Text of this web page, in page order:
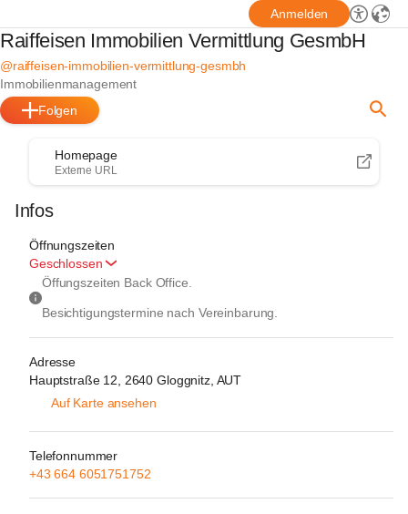
Anmelden
Raiffeisen Immobilien Vermittlung GesmbH
@raiffeisen-immobilien-vermittlung-gesmbh
Immobilienmanagement
Folgen
Homepage
Externe URL
Infos
Öffnungszeiten
Geschlossen
Öffungszeiten Back Office.
Besichtigungstermine nach Vereinbarung.
Adresse
Hauptstraße 12, 2640 Gloggnitz, AUT
Auf Karte ansehen
Telefonnummer
+43 664 6051751752